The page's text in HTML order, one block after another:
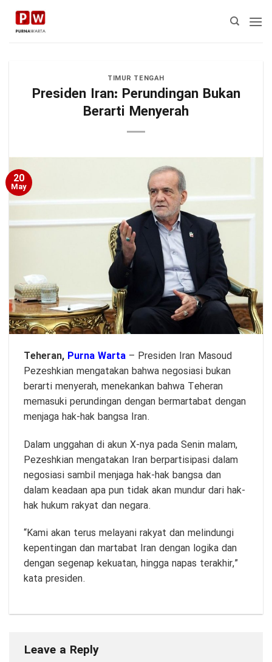
Skip
content
TIMUR TENGAH
Presiden Iran: Perundingan Bukan
Berarti Menyerah
20
May
Teheran, Purna Warta – Presiden Iran Masoud
Pezeshkian mengatakan bahwa negosiasi bukan
berarti menyerah, menekankan bahwa Teheran
memasuki perundingan dengan bermartabat dengan
menjaga hak-hak bangsa Iran.
Dalam unggahan di akun X-nya pada Senin malam,
Pezeshkian mengatakan Iran berpartisipasi dalam
negosiasi sambil menjaga hak-hak bangsa dan
dalam keadaan apa pun tidak akan mundur dari hak-
hak hukum rakyat dan negara.
“Kami akan terus melayani rakyat dan melindungi
kepentingan dan martabat Iran dengan logika dan
dengan segenap kekuatan, hingga napas terakhir,”
kata presiden.
Leave a Reply